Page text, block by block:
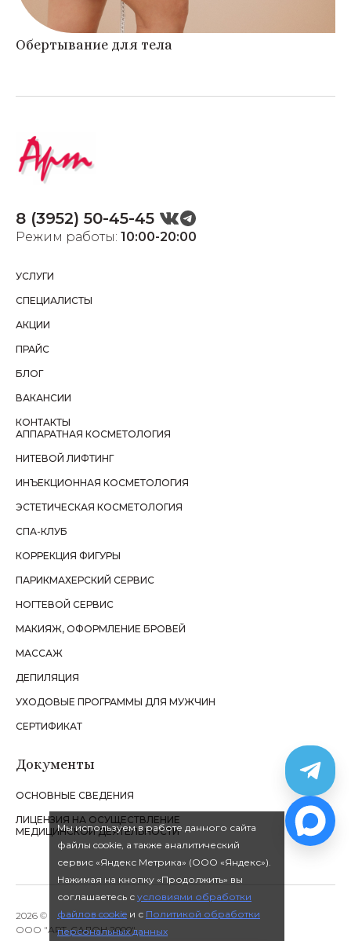
Обертывание для тела
Режим работы: 10:00-20:00
8 (3952) 50-45-45
УСЛУГИ
СПЕЦИАЛИСТЫ
АКЦИИ
ПРАЙС
БЛОГ
ВАКАНСИИ
КОНТАКТЫ
АППАРАТНАЯ КОСМЕТОЛОГИЯ
НИТЕВОЙ ЛИФТИНГ
ИНЪЕКЦИОННАЯ КОСМЕТОЛОГИЯ
ЭСТЕТИЧЕСКАЯ КОСМЕТОЛОГИЯ
СПА-КЛУБ
КОРРЕКЦИЯ ФИГУРЫ
ПАРИКМАХЕРСКИЙ СЕРВИС
НОГТЕВОЙ СЕРВИС
МАКИЯЖ, ОФОРМЛЕНИЕ БРОВЕЙ
МАССАЖ
ДЕПИЛЯЦИЯ
УХОДОВЫЕ ПРОГРАММЫ ДЛЯ МУЖЧИН
СЕРТИФИКАТ
Документы
ОСНОВНЫЕ СВЕДЕНИЯ
ЛИЦЕНЗИЯ НА ОСУЩЕСТВЛЕНИЕ
МЕДИЦИНСКОЙ ДЕЯТЕЛЬНОСТИ
2026 ©
ООО "АРТ-САЛОН 2000"
Мы используем в работе данного сайта
файлы cookie, а также аналитический
сервис «Яндекс Метрика» (ООО «Яндекс»).
Нажимая на кнопку «Продолжить» вы
соглашаетесь с условиями обработки
файлов cookie и с Политикой обработки
персональных данных